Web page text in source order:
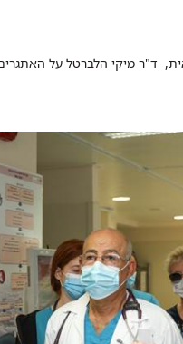
ד"ר מיקי הלברטל על